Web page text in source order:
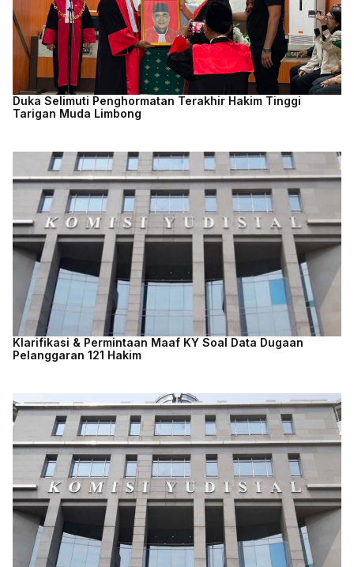
Duka Selimuti Penghormatan Terakhir Hakim Tinggi
Tarigan Muda Limbong
Klarifikasi & Permintaan Maaf KY Soal Data Dugaan
Pelanggaran 121 Hakim